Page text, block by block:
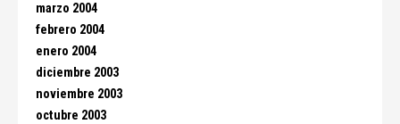
marzo 2004
febrero 2004
enero 2004
diciembre 2003
noviembre 2003
octubre 2003